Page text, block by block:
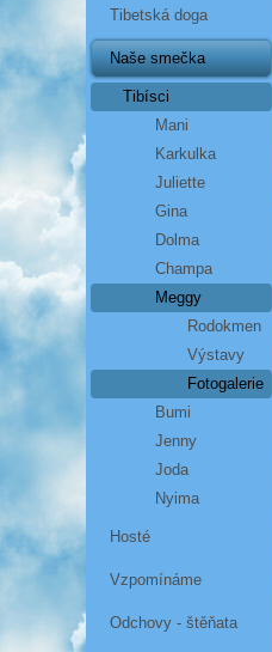
Tibetská doga
Naše smečka
Tibísci
Mani
Karkulka
Juliette
Gina
Dolma
Champa
Meggy
Rodokmen
Výstavy
Fotogalerie
Bumi
Jenny
Joda
Nyima
Hosté
Vzpomínáme
Odchovy - štěňata